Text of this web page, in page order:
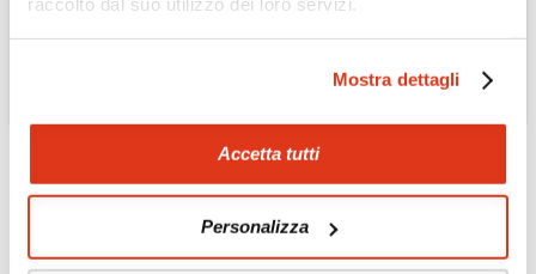
Mostra dettagli
Accetta tutti
Personalizza
Il centro e il nord
estremo fra parchi e
Un combinato di natura e avventura nei